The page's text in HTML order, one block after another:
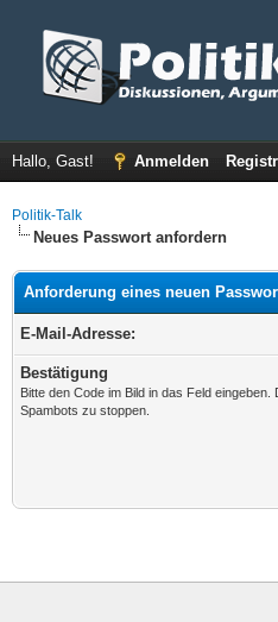
Hallo, Gast! Anmelden
Politik-Talk
Neues Passwort anfordern
Anforderung eines neuen
E-Mail-Adresse:
Bestätigung
Bitte den Code im Bild in das Feld
Spambots zu stoppen.